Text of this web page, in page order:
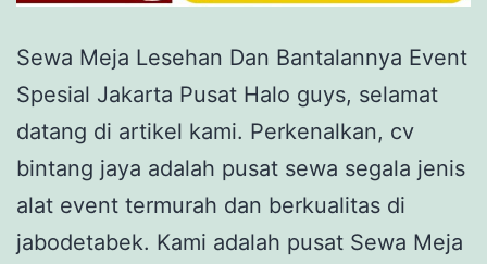
Sewa Meja Lesehan Dan Bantalannya Event
Spesial Jakarta Pusat Halo guys, selamat
datang di artikel kami. Perkenalkan, cv
bintang jaya adalah pusat sewa segala jenis
alat event termurah dan berkualitas di
jabodetabek. Kami adalah pusat Sewa Meja